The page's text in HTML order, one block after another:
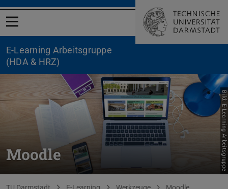
Menü öffnen
E-Learning Arbeitsgruppe
(HDA & HRZ)
Moodle Bild: E-Learning Arbeitsgruppe
TU Darmstadt E-Learning Werkzeuge
Moodle